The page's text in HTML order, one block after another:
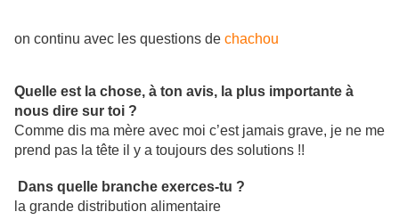
on continu avec les questions de chachou
Quelle est la chose, à ton avis, la plus importante à
nous dire sur toi ?
Comme dis ma mère avec moi c’est jamais grave, je ne me
prend pas la tête il y a toujours des solutions !!
Dans quelle branche exerces-tu ?
la grande distribution alimentaire